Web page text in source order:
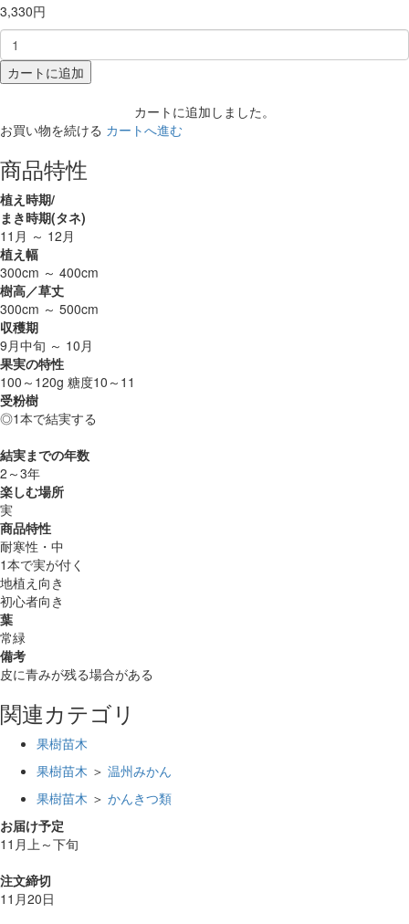
3,330円
カートに追加
カートに追加しました。
お買い物を続ける カートへ進む
商品特性
植え時期/
まき時期(タネ)
11月 ～ 12月
植え幅
300cm ～ 400cm
樹高／草丈
300cm ～ 500cm
収穫期
9月中旬 ～ 10月
果実の特性
100～120g 糖度10～11
受粉樹
◎1本で結実する
結実までの年数
2～3年
楽しむ場所
実
商品特性
耐寒性・中
1本で実が付く
地植え向き
初心者向き
葉
常緑
備考
皮に青みが残る場合がある
関連カテゴリ
果樹苗木
果樹苗木 ＞ 温州みかん
果樹苗木 ＞ かんきつ類
お届け予定
11月上～下旬
注文締切
11月20日